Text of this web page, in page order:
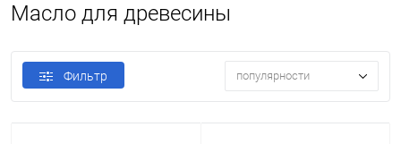
Масло для древесины
Фильтр популярности